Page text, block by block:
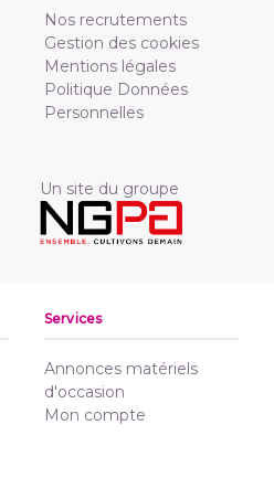
Nos recrutements
Gestion des cookies
Mentions légales
Politique Données
Personnelles
Un site du groupe
Services
Annonces matériels
d'occasion
Mon compte